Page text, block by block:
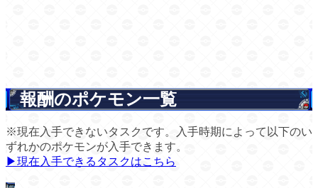
報酬のポケモン一覧
※現在入手できないタスクです。入手時期によって以下のい
ずれかのポケモンが入手できます。
▶現在入手できるタスクはこちら